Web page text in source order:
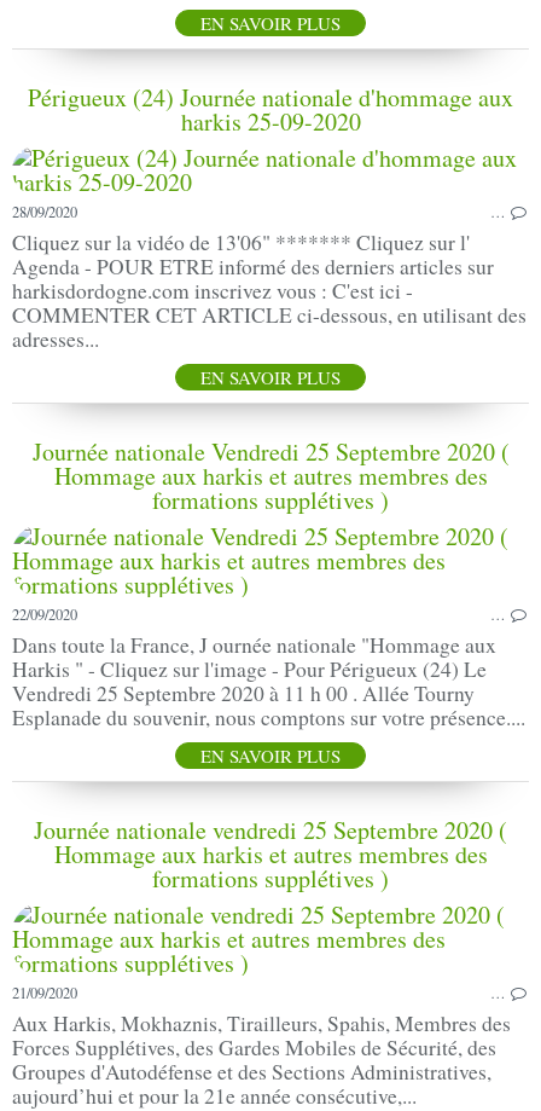
EN SAVOIR PLUS
Périgueux (24) Journée nationale d'hommage aux
harkis 25-09-2020
28/09/2020 …
Cliquez sur la vidéo de 13'06" ******* Cliquez sur l'
Agenda - POUR ETRE informé des derniers articles sur
harkisdordogne.com inscrivez vous : C'est ici -
COMMENTER CET ARTICLE ci-dessous, en utilisant des
adresses...
EN SAVOIR PLUS
Journée nationale Vendredi 25 Septembre 2020 (
Hommage aux harkis et autres membres des
formations supplétives )
22/09/2020 …
Dans toute la France, J ournée nationale "Hommage aux
Harkis " - Cliquez sur l'image - Pour Périgueux (24) Le
Vendredi 25 Septembre 2020 à 11 h 00 . Allée Tourny
Esplanade du souvenir, nous comptons sur votre présence....
EN SAVOIR PLUS
Journée nationale vendredi 25 Septembre 2020 (
Hommage aux harkis et autres membres des
formations supplétives )
21/09/2020 …
Aux Harkis, Mokhaznis, Tirailleurs, Spahis, Membres des
Forces Supplétives, des Gardes Mobiles de Sécurité, des
Groupes d'Autodéfense et des Sections Administratives,
aujourd’hui et pour la 21e année consécutive,...